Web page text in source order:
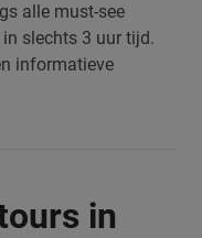
alle must-see
slechts 3 uur tijd.
informatieve
in